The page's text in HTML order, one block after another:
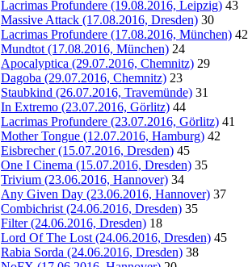
Lacrimas Profundere (19.08.2016, Leipzig) 43
Massive Attack (17.08.2016, Dresden) 30
Lacrimas Profundere (17.08.2016, München) 42
Mundtot (17.08.2016, München) 24
Apocalyptica (29.07.2016, Chemnitz) 29
Dagoba (29.07.2016, Chemnitz) 23
Staubkind (26.07.2016, Travemünde) 31
In Extremo (23.07.2016, Görlitz) 44
Lacrimas Profundere (23.07.2016, Görlitz) 41
Mother Tongue (12.07.2016, Hamburg) 42
Eisbrecher (15.07.2016, Dresden) 45
One I Cinema (15.07.2016, Dresden) 35
Trivium (23.06.2016, Hannover) 34
Any Given Day (23.06.2016, Hannover) 37
Combichrist (24.06.2016, Dresden) 35
Filter (24.06.2016, Dresden) 18
Lord Of The Lost (24.06.2016, Dresden) 45
Rabia Sorda (24.06.2016, Dresden) 38